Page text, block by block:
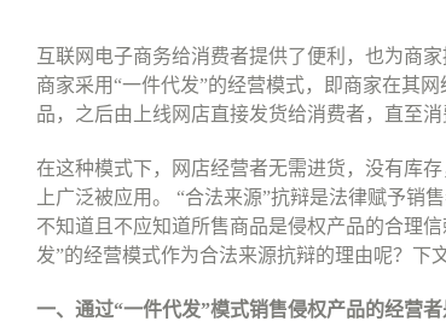
互联网电子商务给消费者提供了便利，也为商
商家采用“一件代发”的经营模式，即商家在其
品，之后由上线网店直接发货给消费者，直至
在这种模式下，网店经营者无需进货，没有库
上广泛被应用。
“合法来源”抗辩是法律赋予销
不知道且不应知道所售商品是侵权产品的合理
发”的经营模式作为合法来源抗辩的理由呢？下
一、通过“一件代发”模式销售侵权产品的经营者